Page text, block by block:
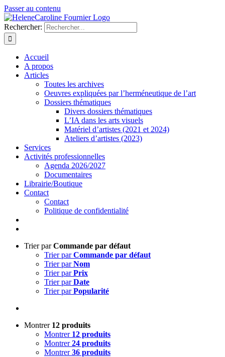
Passer au contenu
Rechercher:
Accueil
A propos
Articles
Toutes les archives
Oeuvres expliquées par l’herméneutique de l’art
Dossiers thématiques
Divers dossiers thématiques
L’IA dans les arts visuels
Matériel d’artistes (2021 et 2024)
Ateliers d’artistes (2023)
Services
Activités professionnelles
Agenda 2026/2027
Documentaires
Librairie/Boutique
Contact
Contact
Politique de confidentialité
Trier parCommande par défaut
Trier parCommande par défaut
Trier parNom
Trier parPrix
Trier parDate
Trier parPopularité
Montrer 12 produits
Montrer 12 produits
Montrer24 produits
Montrer36 produits